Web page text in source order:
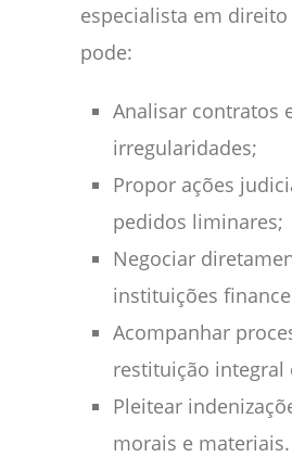
especialista em
pode:
Analisar contratos
irregularidades;
Propor ações
pedidos liminares;
Negociar
instituições
Acompanhar
restituição integral
Pleitear
morais e materiais.